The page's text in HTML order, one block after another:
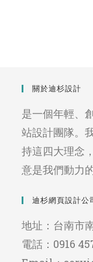
關於迪杉設計
是一個年輕、
站設計團隊。
持這四大理念
意是我們動力
迪杉網頁設計公
地址：台南市
電話：0916